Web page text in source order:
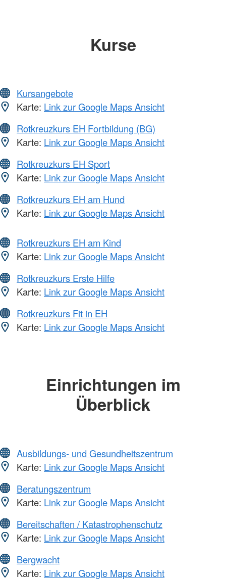
Kurse
Kursangebote
Karte: Link zur Google Maps Ansicht
Rotkreuzkurs EH Fortbildung (BG)
Karte: Link zur Google Maps Ansicht
Rotkreuzkurs EH Sport
Karte: Link zur Google Maps Ansicht
Rotkreuzkurs EH am Hund
Karte: Link zur Google Maps Ansicht
Rotkreuzkurs EH am Kind
Karte: Link zur Google Maps Ansicht
Rotkreuzkurs Erste Hilfe
Karte: Link zur Google Maps Ansicht
Rotkreuzkurs Fit in EH
Karte: Link zur Google Maps Ansicht
Einrichtungen im
Überblick
Ausbildungs- und Gesundheitszentrum
Karte: Link zur Google Maps Ansicht
Beratungszentrum
Karte: Link zur Google Maps Ansicht
Bereitschaften / Katastrophenschutz
Karte: Link zur Google Maps Ansicht
Bergwacht
Karte: Link zur Google Maps Ansicht